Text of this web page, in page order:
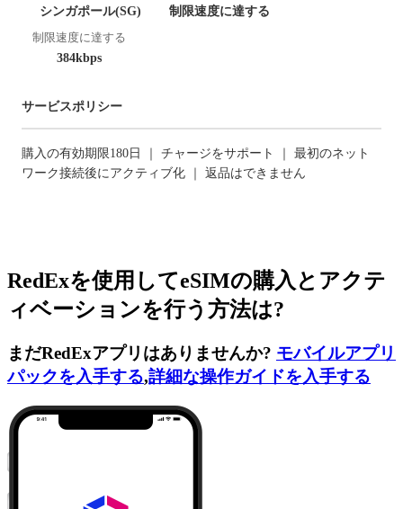
シンガポール(SG)
制限速度に達する
制限速度に達する
384kbps
サービスポリシー
購入の有効期限180日 ｜ チャージをサポート ｜ 最初のネット
ワーク接続後にアクティブ化 ｜ 返品はできません
RedExを使用してeSIMの購入とアクテ
ィベーションを行う方法は?
まだRedExアプリはありませんか? モバイルアプリ
パックを入手する,詳細な操作ガイドを入手する